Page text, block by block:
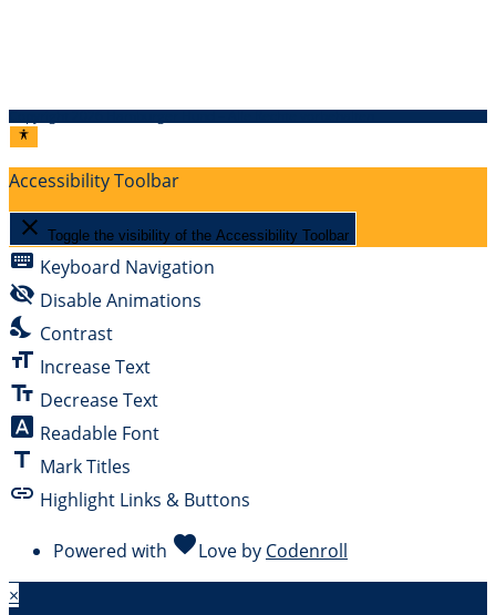
Copyright 2026 Hamburger Hund – Alle Rechte vorbehalten
Accessibility Toolbar
close Toggle the visibility of the Accessibility Toolbar
keyboard Keyboard Navigation
visibility_off Disable Animations
nights_stay Contrast
format_size Increase Text
text_fields Decrease Text
font_download Readable Font
title Mark Titles
link Highlight Links & Buttons
Powered with favoriteLove by Codenroll
×